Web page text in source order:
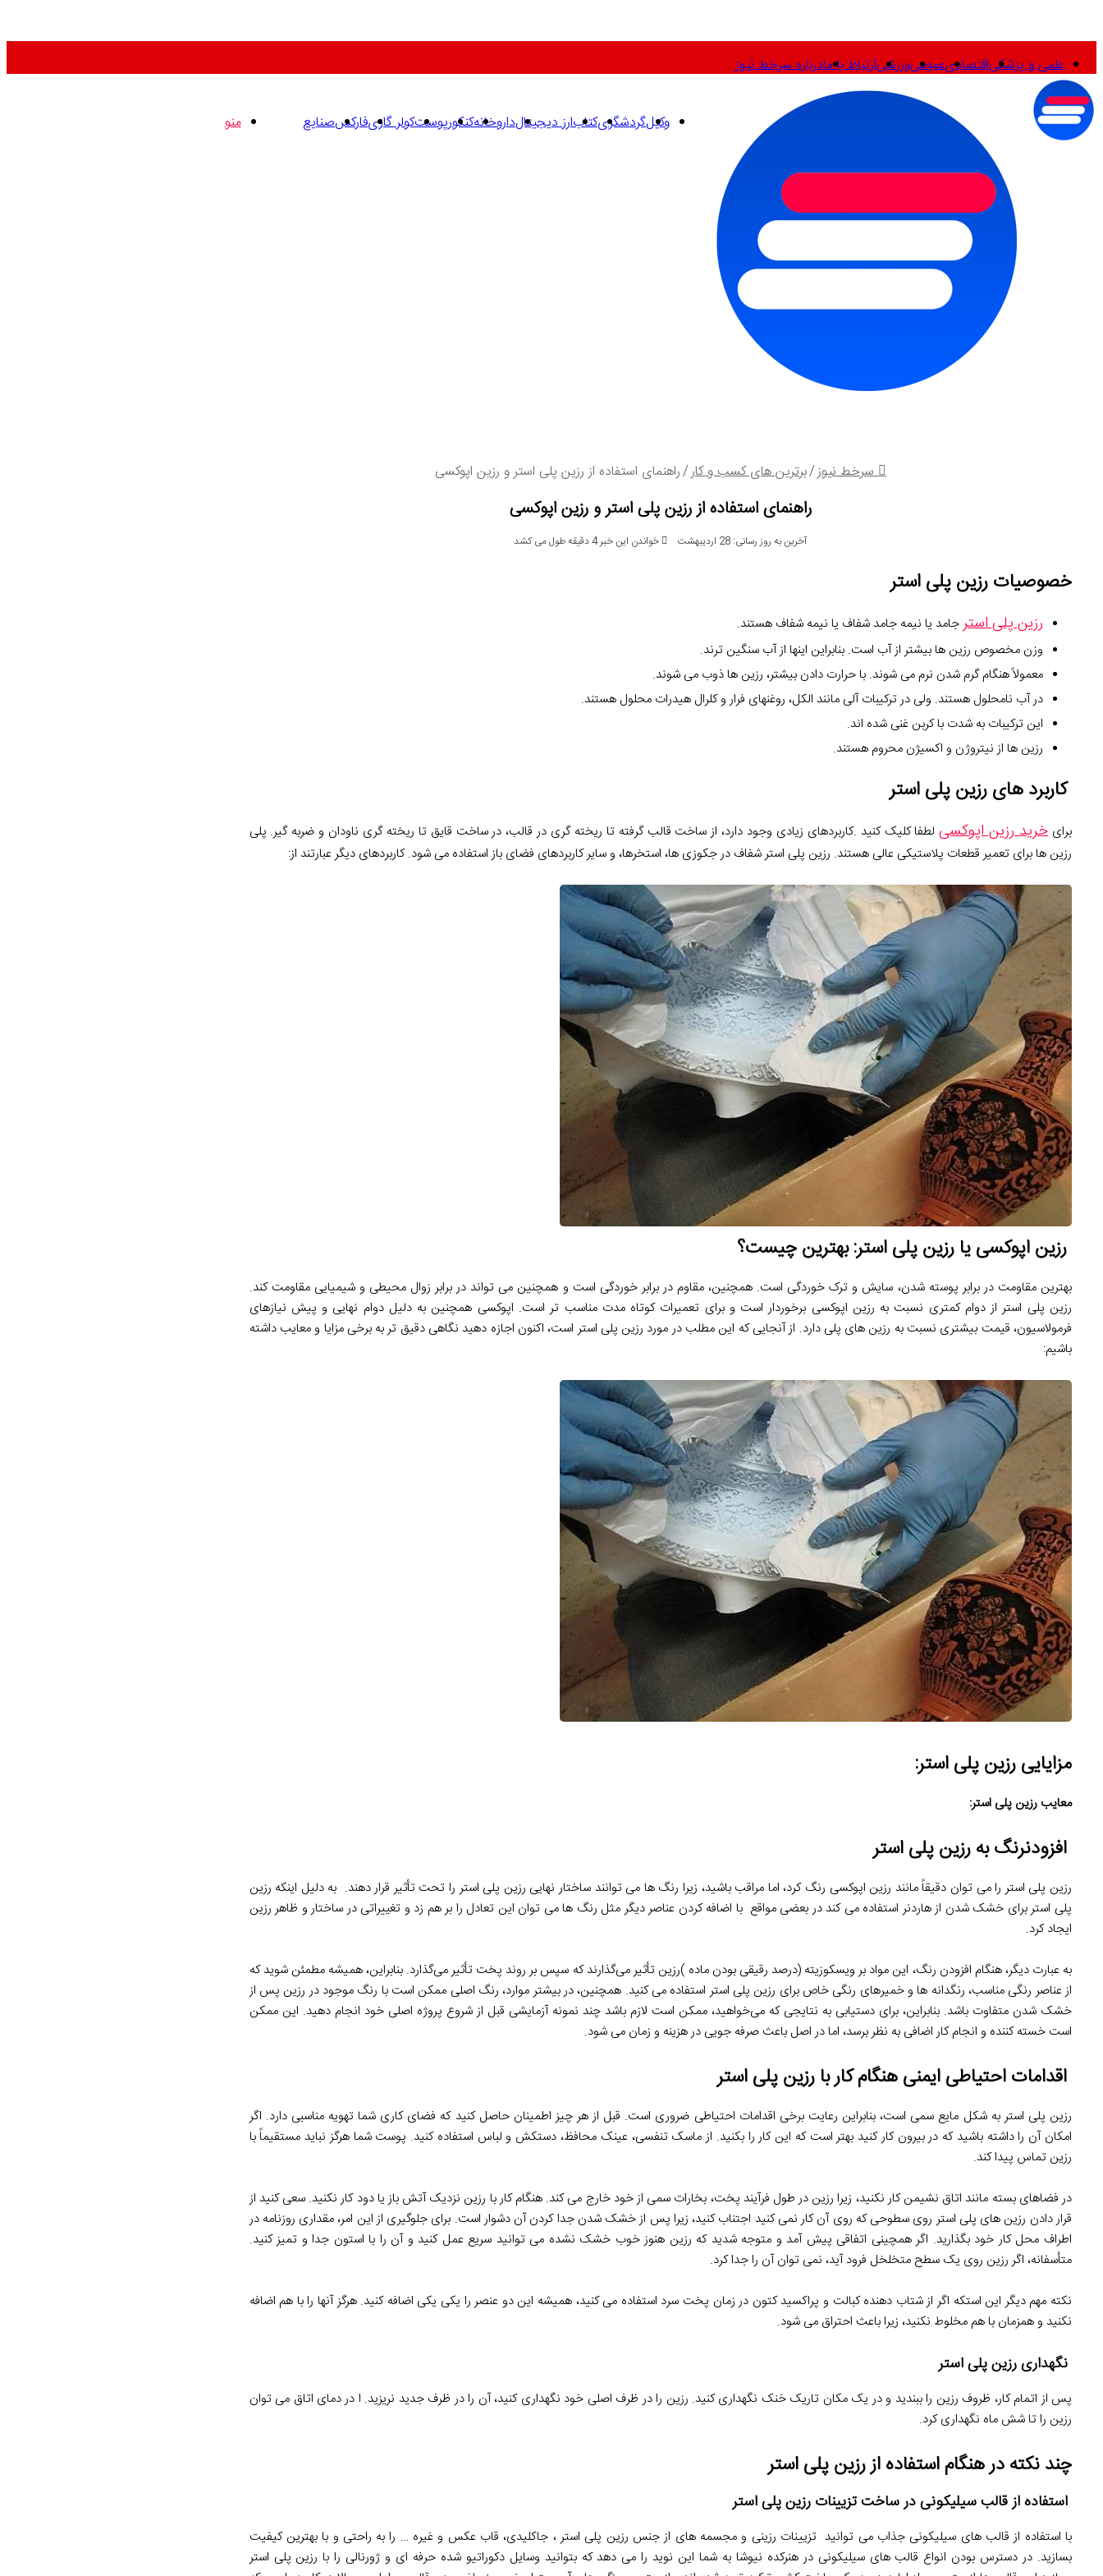
علمی و پزشکیاقتصادیعمومیورزشیارتباط با مادرباره سرخط نیوز
منو وکیلگردشگریکتابارز دیجیتالداروخانهکنکورپوستکولر گازیفارکسصنایع
سرخط نیوز/برترین های کسب و کار/راهنمای استفاده از رزین پلی استر و رزین اپوکسی
راهنمای استفاده از رزین پلی استر و رزین اپوکسی
آخرین به روز رسانی: 28 اردیبهشت خواندن این خبر 4 دقیقه طول می کشد
خصوصیات رزین پلی استر
رزین پلی استرجامد یا نیمه جامد شفاف یا نیمه شفاف هستند.
وزن مخصوص رزین ها بیشتر از آب است. بنابراین اینها از آب سنگین ترند.
معمولاً هنگام گرم شدن نرم می شوند. با حرارت دادن بیشتر، رزین ها ذوب می شوند.
در آب نامحلول هستند. ولی در ترکیبات آلی مانند الکل، روغنهای فرار و کلرال هیدرات محلول هستند.
این ترکیبات به شدت با کربن غنی شده اند.
رزین ها از نیتروژن و اکسیژن محروم هستند.
کاربرد های رزین پلی استر
برایخرید رزین اپوکسیلطفا کلیک کنید .کاربردهای زیادی وجود دارد، از ساخت قالب گرفته تا ریخته گری در قالب، در ساخت قایق تا ریخته گری ناودان و ضربه گیر. پلی
رزین ها برای تعمیر قطعات پلاستیکی عالی هستند. رزین پلی استر شفاف در جکوزی ها، استخرها، و سایر کاربردهای فضای باز استفاده می شود. کاربردهای دیگر عبارتند از:
رزین اپوکسی یا رزین پلی استر: بهترین چیست؟
بهترین مقاومت در برابر پوسته شدن، سایش و ترک خوردگی است. همچنین، مقاوم در برابر خوردگی است و همچنین می تواند در برابر زوال محیطی و شیمیایی مقاومت کند.
رزین پلی استر از دوام کمتری نسبت به رزین اپوکسی برخوردار است و برای تعمیرات کوتاه مدت مناسب تر است. اپوکسی همچنین به دلیل دوام نهایی و پیش نیازهای
فرمولاسیون، قیمت بیشتری نسبت به رزین های پلی دارد. از آنجایی که این مطلب در مورد رزین پلی استر است، اکنون اجازه دهید نگاهی دقیق تر به برخی مزایا و معایب داشته
باشیم:
مزایایی رزین پلی استر:
معایب رزین پلی استر:
افزودنرنگ به رزین پلی استر
رزین پلی استر را می توان دقیقاً مانند رزین اپوکسی رنگ کرد، اما مراقب باشید، زیرا رنگ ها می توانند ساختار نهایی رزین پلی استر را تحت تأثیر قرار دهند. به دلیل اینکه رزین
پلی استر برای خشک شدن از هاردنر استفاده می کند در بعضی مواقع با اضافه کردن عناصر دیگر مثل رنگ ها می توان این تعادل را بر هم زد و تغییراتی در ساختار و ظاهر رزین
ایجاد کرد.
به عبارت دیگر، هنگام افزودن رنگ، این مواد بر ویسکوزیته (درصد رقیقی بودن ماده )رزین تأثیر می‌گذارند که سپس بر روند پخت تأثیر می‌گذارد. بنابراین، همیشه مطمئن شوید که
از عناصر رنگی مناسب، رنگدانه ها و خمیرهای رنگی خاص برای رزین پلی استر استفاده می کنید. همچنین، در بیشتر موارد، رنگ اصلی ممکن است با رنگ موجود در رزین پس از
خشک شدن متفاوت باشد. بنابراین، برای دستیابی به نتایجی که می‌خواهید، ممکن است لازم باشد چند نمونه آزمایشی قبل از شروع پروژه اصلی خود انجام دهید. این ممکن
است خسته کننده و انجام کار اضافی به نظر برسد، اما در اصل باعث صرفه جویی در هزینه و زمان می شود.
اقدامات احتیاطی ایمنی هنگام کار با رزین پلی استر
رزین پلی استر به شکل مایع سمی است، بنابراین رعایت برخی اقدامات احتیاطی ضروری است. قبل از هر چیز اطمینان حاصل کنید که فضای کاری شما تهویه مناسبی دارد. اگر
امکان آن را داشته باشید که در بیرون کار کنید بهتر است که این کار را بکنید. از ماسک تنفسی، عینک محافظ، دستکش و لباس استفاده کنید. پوست شما هرگز نباید مستقیماً با
رزین تماس پیدا کند.
در فضاهای بسته مانند اتاق نشیمن کار نکنید، زیرا رزین در طول فرآیند پخت، بخارات سمی از خود خارج می کند. هنگام کار با رزین نزدیک آتش باز یا دود کار نکنید. سعی کنید از
قرار دادن رزین های پلی استر روی سطوحی که روی آن کار نمی کنید اجتناب کنید، زیرا پس از خشک شدن جدا کردن آن دشوار است. برای جلوگیری از این امر، مقداری روزنامه در
اطراف محل کار خود بگذارید. اگر همچینی اتفاقی پیش آمد و متوجه شدید که رزین هنوز خوب خشک نشده می توانید سریع عمل کنید و آن را با استون جدا و تمیز کنید.
متأسفانه، اگر رزین روی یک سطح متخلخل فرود آید، نمی توان آن را جدا کرد.
نکته مهم دیگر این استکه اگر از شتاب دهنده کبالت و پراکسید کتون در زمان پخت سرد استفاده می کنید، همیشه این دو عنصر را یکی یکی اضافه کنید. هرگز آنها را با هم اضافه
نکنید و همزمان با هم مخلوط نکنید، زیرا باعث احتراق می شود.
نگهداری رزین پلی استر
پس از اتمام کار، ظروف رزین را ببندید و در یک مکان تاریک خنک نگهداری کنید. رزین را در ظرف اصلی خود نگهداری کنید، آن را در ظرف جدید نریزید. ا در دمای اتاق می توان
رزین را تا شش ماه نگهداری کرد.
چند نکته در هنگام استفاده از رزین پلی استر
استفاده از قالب سیلیکونی در ساخت تزیینات رزین پلی استر
با استفاده از قالب های سیلیکونی جذاب می توانید تزیینات رزینی و مجسمه های از جنس رزین پلی استر ، جاکلیدی، قاب عکس و غیره … را به راحتی و با بهترین کیفیت
بسازید. در دسترس بودن انواع قالب های سیلیکونی در هنرکده نیوشا به شما این نوید را می دهد که بتوانید وسایل دکوراتیو شده حرفه ای و ژورنالی را با رزین پلی استر